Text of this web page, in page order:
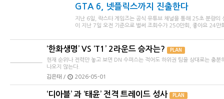
GTA 6, 넷플릭스까지 진출한다
지난 6일, 락스타 게임즈는 공식 유튜브 채널을 통해 25초 분량
이 지난 7일 오전 기준으로 벌써 조회수가 250만회, 좋아요 24만
‘한화생명’ VS ‘T1’ 2라운드 승자는? PLAN
현재 순위나 전력만 놓고 보면 DN 수퍼스는 적어도 하위권 팀을 상대로는 충
나오지 않는다.
김은태 /
2026-05-01
‘디아블’ 과 ‘태윤’ 전격 트레이드 성사 PLAN